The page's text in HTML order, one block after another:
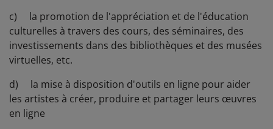
c) la promotion de l'appréciation et de l'éducation
culturelles à travers des cours, des séminaires, des
investissements dans des bibliothèques et des musées
virtuelles, etc.
d) la mise à disposition d'outils en ligne pour aider
les artistes à créer, produire et partager leurs œuvres
en ligne